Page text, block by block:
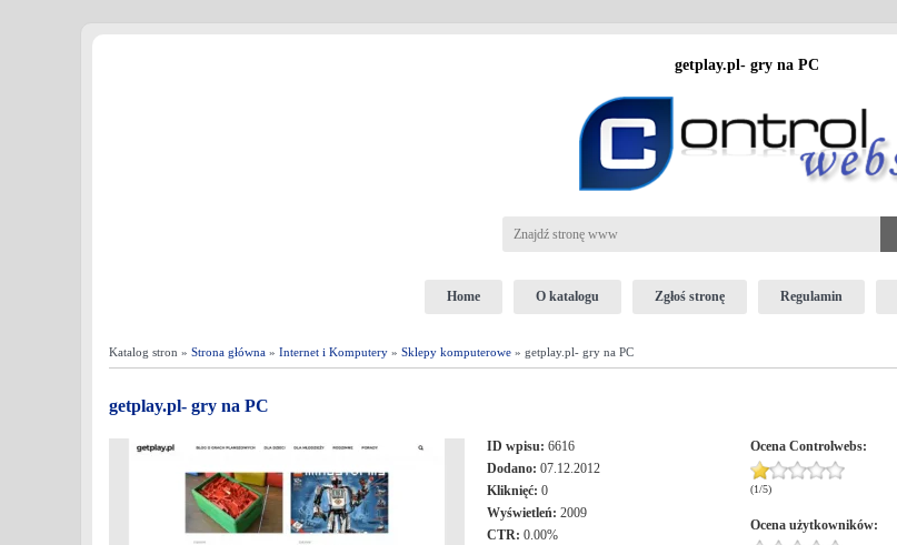
getplay.pl- gry na PC
Home O katalogu Zgłoś stronę Regulamin
Katalog stron » Strona główna » Internet i Komputery » Sklepy komputerowe » getplay.pl- gry na PC
getplay.pl- gry na PC
ID wpisu: 6616
Dodano: 07.12.2012
Kliknięć: 0
Wyświetleń: 2009
CTR: 0.00%
Ocena Controlwebs:
(1/5)
Ocena użytkowników: